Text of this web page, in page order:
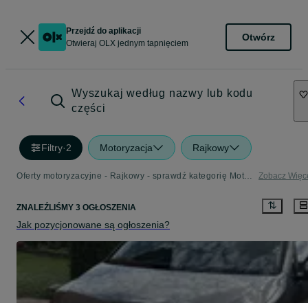
Przejdź do aplikacji
Otwieraj OLX jednym tapnięciem
Otwórz
Wyszukaj według nazwy lub kodu
części
Filtry·2 Motoryzacja Rajkowy
Oferty motoryzacyjne - Rajkowy - sprawdź kategorię Motoryzacja Zobacz
ZNALEŹLIŚMY 3 OGŁOSZENIA
Jak pozycjonowane są ogłoszenia?